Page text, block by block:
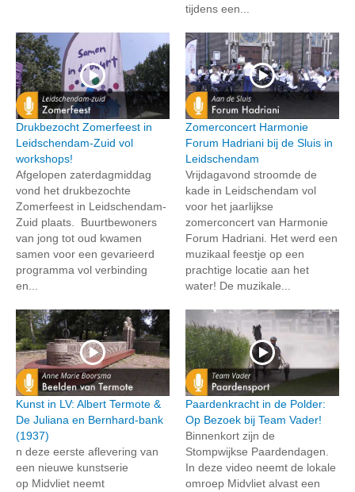
tijdens een...
Drukbezocht Zomerfeest in
Leidschendam-Zuid vol
workshops!
Afgelopen zaterdagmiddag
vond het drukbezochte
Zomerfeest in Leidschendam-
Zuid plaats. Buurtbewoners
van jong tot oud kwamen
samen voor een gevarieerd
programma vol verbinding
en...
Zomerconcert Harmonie
Forum Hadriani bij de Sluis in
Leidschendam
Vrijdagavond stroomde de
kade in Leidschendam vol
voor het jaarlijkse
zomerconcert van Harmonie
Forum Hadriani. Het werd een
muzikaal feestje op een
prachtige locatie aan het
water! De muzikale...
Kunst in LV: Albert Termote &
De Juliana en Bernhard-bank
(1937)
n deze eerste aflevering van
een nieuwe kunstserie
op Midvliet neemt
Paardenkracht in de Polder:
Op Bezoek bij Team Vader!
Binnenkort zijn de
Stompwijkse Paardendagen.
In deze video neemt de lokale
omroep Midvliet alvast een